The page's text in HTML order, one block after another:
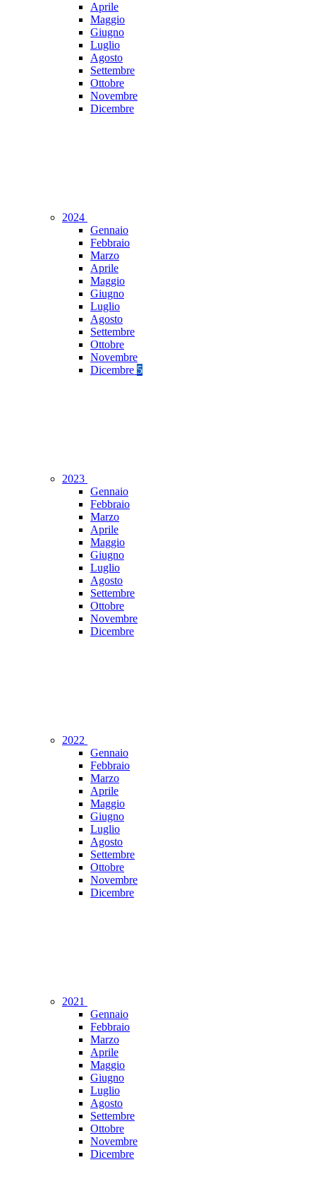
Aprile
Maggio
Giugno
Luglio
Agosto
Settembre
Ottobre
Novembre
Dicembre
2024
Gennaio
Febbraio
Marzo
Aprile
Maggio
Giugno
Luglio
Agosto
Settembre
Ottobre
Novembre
Dicembre 5
2023
Gennaio
Febbraio
Marzo
Aprile
Maggio
Giugno
Luglio
Agosto
Settembre
Ottobre
Novembre
Dicembre
2022
Gennaio
Febbraio
Marzo
Aprile
Maggio
Giugno
Luglio
Agosto
Settembre
Ottobre
Novembre
Dicembre
2021
Gennaio
Febbraio
Marzo
Aprile
Maggio
Giugno
Luglio
Agosto
Settembre
Ottobre
Novembre
Dicembre